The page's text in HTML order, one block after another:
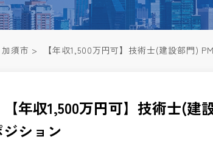
加須市 > 【年収1,500万円可】技術士(建設部門)
【年収1,500万円可】技術士(
ション